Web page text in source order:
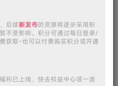
排序
后续新发布的资源将逐步采用积
不受影响。积分可通过每日登录/
获取~也可以付费购买积分或开通
利已上线，快去权益中心领一波